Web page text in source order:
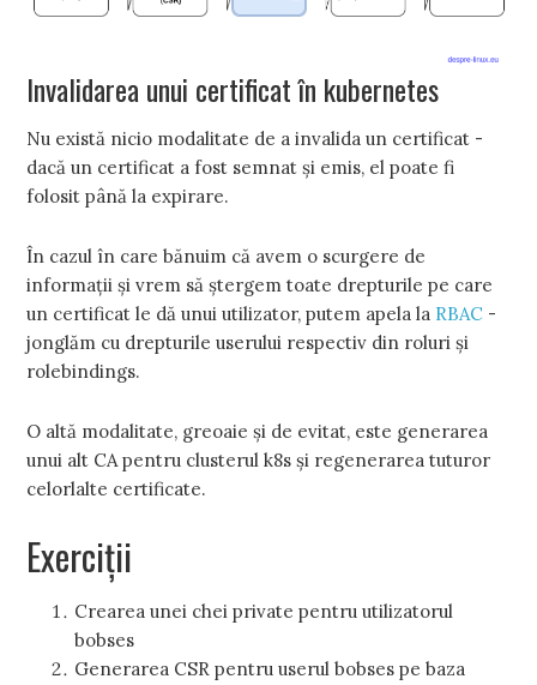
Invalidarea unui certificat în kubernetes
Nu există nicio modalitate de a invalida un certificat -
dacă un certificat a fost semnat și emis, el poate fi
folosit până la expirare.
În cazul în care bănuim că avem o scurgere de
informații și vrem să ștergem toate drepturile pe care
un certificat le dă unui utilizator, putem apela la RBAC -
jonglăm cu drepturile userului respectiv din roluri și
rolebindings.
O altă modalitate, greoaie și de evitat, este generarea
unui alt CA pentru clusterul k8s și regenerarea tuturor
celorlalte certificate.
Exerciții
Crearea unei chei private pentru utilizatorul
bobses
Generarea CSR pentru userul bobses pe baza